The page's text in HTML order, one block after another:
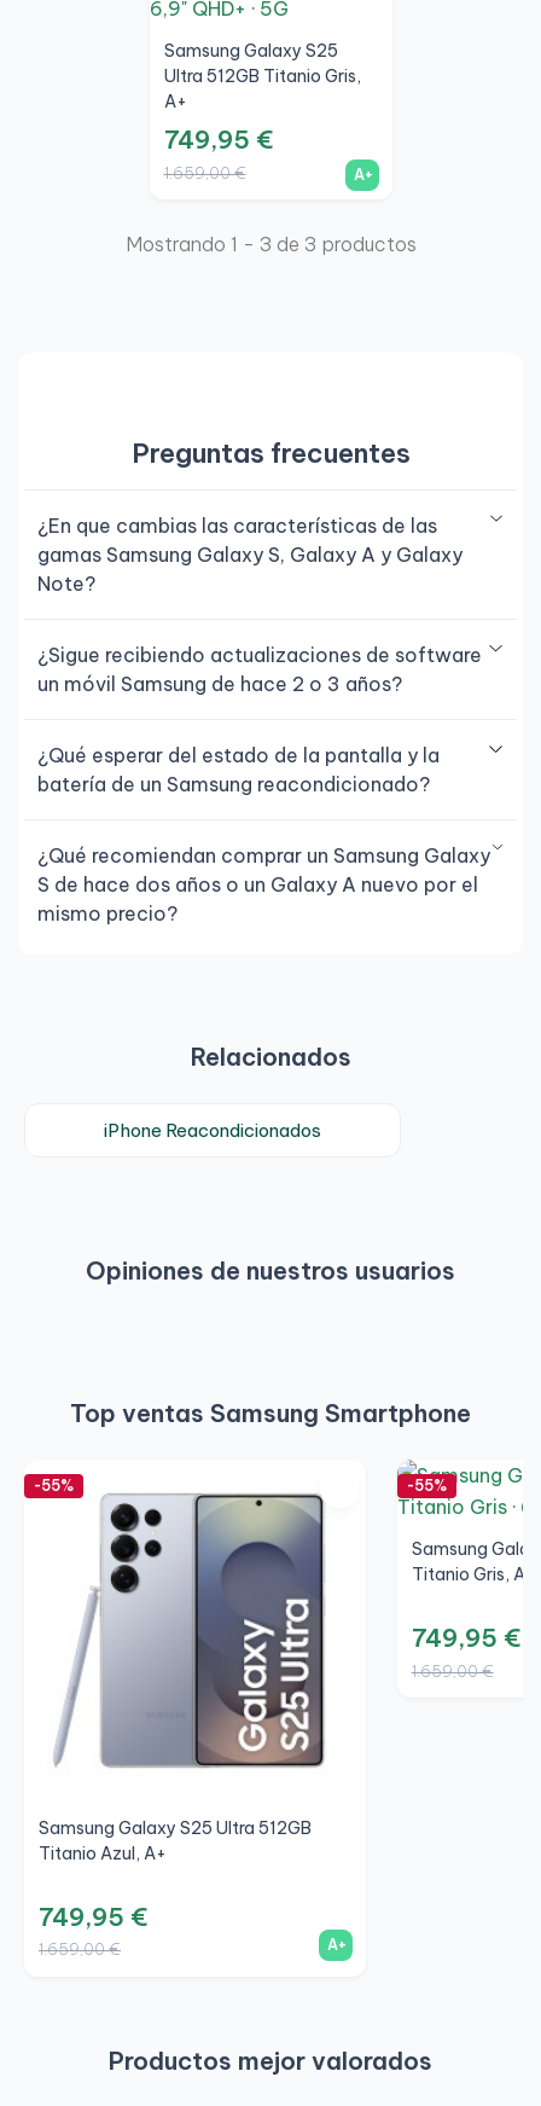
Samsung Galaxy S25
Ultra 512GB Titanio Gris,
A+
749,95 €
1.659,00 € A+
Mostrando 1 - 3 de 3 productos
Preguntas frecuentes
¿En que cambias las características de las
gamas Samsung Galaxy S, Galaxy A y Galaxy
Note?
¿Sigue recibiendo actualizaciones de software
un móvil Samsung de hace 2 o 3 años?
¿Qué esperar del estado de la pantalla y la
batería de un Samsung reacondicionado?
¿Qué recomiendan comprar un Samsung Galaxy
S de hace dos años o un Galaxy A nuevo por el
mismo precio?
Relacionados
iPhone Reacondicionados
Opiniones de nuestros usuarios
Top ventas Samsung Smartphone
-55%
Samsung Galaxy S25 Ultra 512GB
Titanio Azul, A+
749,95 €
1.659,00 € A+
-55%
Samsung
Titanio Gris, A+
749,95 €
1.659,00 €
Productos mejor valorados